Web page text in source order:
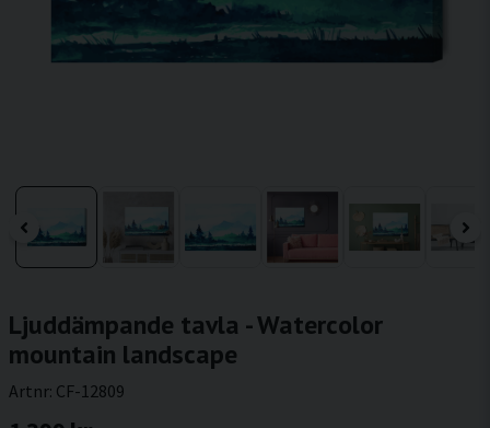
Ljuddämpande tavla - Watercolor
mountain landscape
Artnr: CF-12809